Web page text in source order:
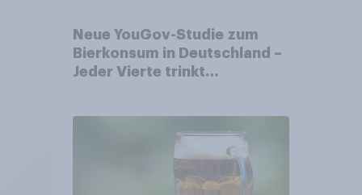
Neue YouGov-Studie zum
Bierkonsum in Deutschland –
Jeder Vierte trinkt
wächst um über 23 Prozent